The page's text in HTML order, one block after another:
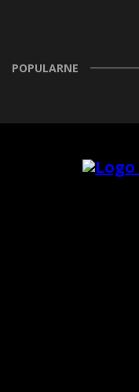
POPULARNE